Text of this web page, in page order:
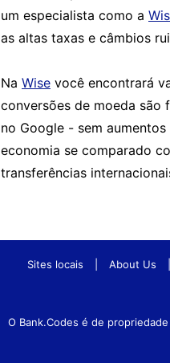
um especialista como a
as altas taxas e câmbios
Na Wise você encontrará
conversões de moeda são
no Google - sem
economia se comparado
transferências
Sites locais About Us
O Bank.Codes é de